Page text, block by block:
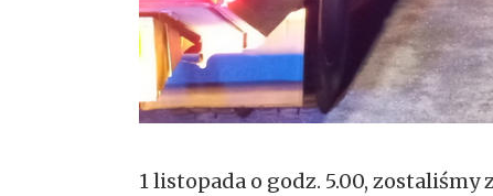
1 listopada o godz. 5.00,